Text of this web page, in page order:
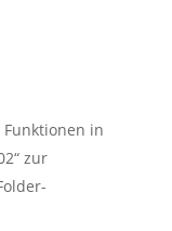
Funktionen in
zur